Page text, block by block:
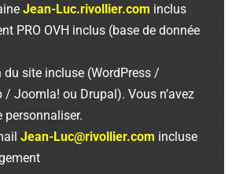
Jean-Luc.rivollier.com inclus
PRO OVH inclus (base de donnée
site incluse (WordPress /
/ Joomla! ou Drupal). Vous n’avez
personnaliser.
Jean-Luc@rivollier.com incluse